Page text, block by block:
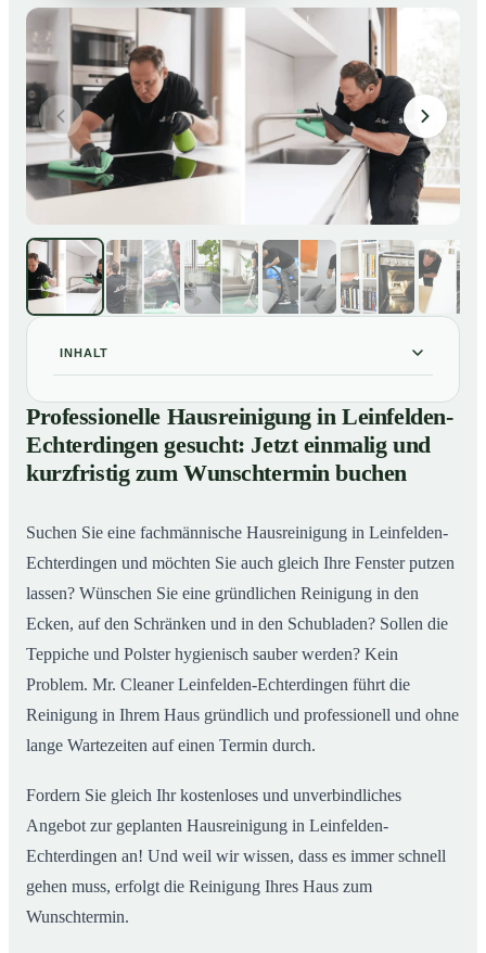
INHALT
01 Professionelle Hausreinigung in Leinfelden-
Echterdingen gesucht: Jetzt einmalig und kurzfristig
zum Wunschtermin buchen
02So läuft eine professionelle Hausreinigung in
Professionelle Hausreinigung in Leinfelden-
Echterdingen gesucht: Jetzt einmalig und
kurzfristig zum Wunschtermin buchen
Suchen Sie eine fachmännische Hausreinigung in Leinfelden-
Echterdingen und möchten Sie auch gleich Ihre Fenster putzen
lassen? Wünschen Sie eine gründlichen Reinigung in den
Ecken, auf den Schränken und in den Schubladen? Sollen die
Teppiche und Polster hygienisch sauber werden? Kein
Problem. Mr. Cleaner Leinfelden-Echterdingen führt die
Reinigung in Ihrem Haus gründlich und professionell und ohne
lange Wartezeiten auf einen Termin durch.
Fordern Sie gleich Ihr kostenloses und unverbindliches
Angebot zur geplanten Hausreinigung in Leinfelden-
Echterdingen an! Und weil wir wissen, dass es immer schnell
gehen muss, erfolgt die Reinigung Ihres Haus zum
Wunschtermin.